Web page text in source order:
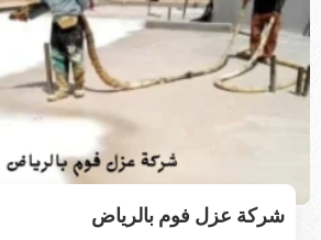
شركة عزل فوم بالرياض